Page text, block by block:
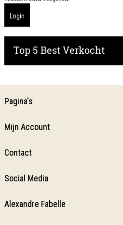
Login
Top 5 Best Verkocht
Pagina's
Mijn Account
Contact
Social Media
Alexandre Fabelle